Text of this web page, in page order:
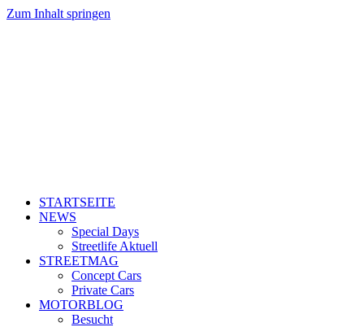
Zum Inhalt springen
STARTSEITE
NEWS
Special Days
Streetlife Aktuell
STREETMAG
Concept Cars
Private Cars
MOTORBLOG
Besucht